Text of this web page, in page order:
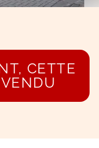
CETTE